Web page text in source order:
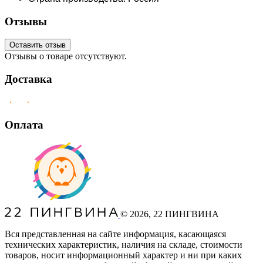
Отзывы
Оставить отзыв
Отзывы о товаре отсутствуют.
Доставка
Оплата
© 2026, 22 ПИНГВИНА
Вся представленная на сайте информация, касающаяся
технических характеристик, наличия на складе, стоимости
товаров, носит информационный характер и ни при каких